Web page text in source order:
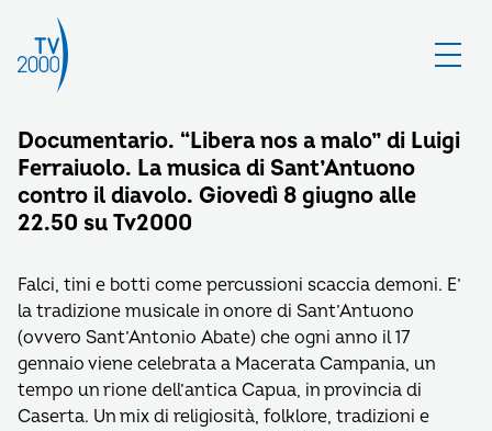
Documentario. “Libera nos a malo” di Luigi
Ferraiuolo. La musica di Sant’Antuono
contro il diavolo. Giovedì 8 giugno alle
22.50 su Tv2000
Falci, tini e botti come percussioni scaccia demoni. E’
la tradizione musicale in onore di Sant’Antuono
(ovvero Sant’Antonio Abate) che ogni anno il 17
gennaio viene celebrata a Macerata Campania, un
tempo un rione dell’antica Capua, in provincia di
Caserta. Un mix di religiosità, folklore, tradizioni e